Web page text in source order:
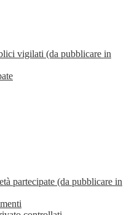
vigilati (da pubblicare in
partecipate (da pubblicare in